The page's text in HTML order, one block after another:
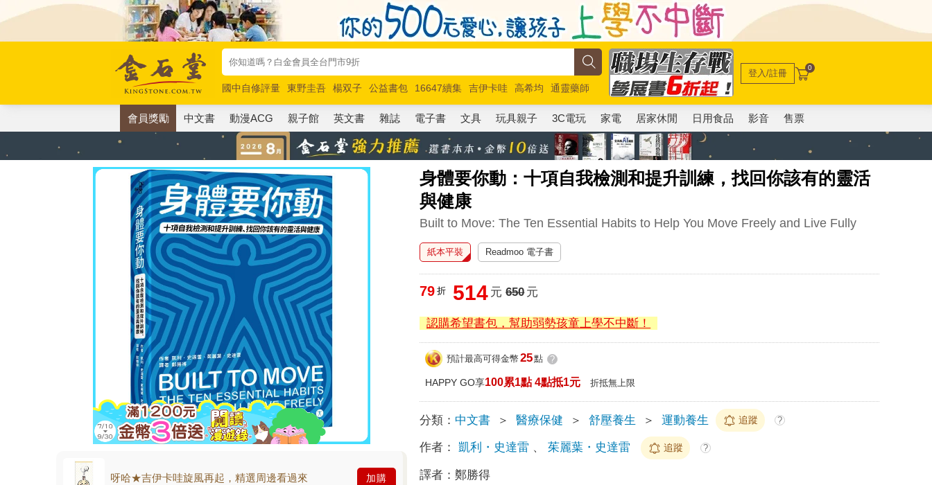
國中自修評量 東野圭吾 楊双子 公益書包 16647續集 吉伊卡哇 高希均
通靈藥師
唯紅花綻放
奧德賽 路邊攤新作 馬斯克 玩具總動員5 超慢跑
登入/註冊 0
會員獎勵 中文書 動漫ACG 親子館 英文書 雜誌 電子書 文具 玩具親子 3C電玩 家電 居家休閒 日用食品 影音 售票
身體要你動：十項自我檢測和提升訓練，找回你該有的靈活
與健康
Built to Move: The Ten Essential Habits to Help You Move Freely and Live Fully
呀哈★吉伊卡哇旋風再起，精選周邊看過來 加購
紙本平裝 Readmoo 電子書
79 折 514 元 650元
認購希望書包，幫助弱勢孩童上學不中斷！
預計最高可得金幣 25點 ?
HAPPY GO享100累1點 4點抵1元 折抵無上限
分類： 中文書 ＞ 醫療保健 ＞ 舒壓養生 ＞ 運動養生 追蹤 ?
作者： 凱利・史達雷 、茱麗葉・史達雷 追蹤 ?
譯者：鄭勝得